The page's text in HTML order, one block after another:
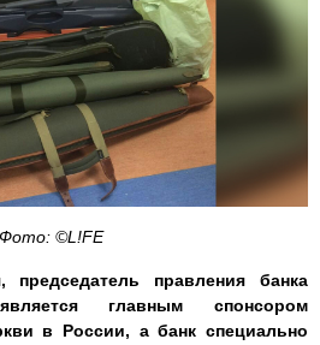
Фото: ©L!FE
правления банка
главным спонсором
в России, а банк специально